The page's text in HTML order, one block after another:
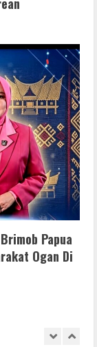
Papua
Ogan Di
2026 Pre-
With
Frее
x64) Latest